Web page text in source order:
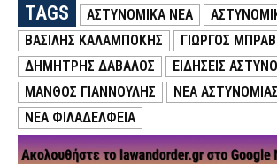
TAGS ΑΣΤΥΝΟΜΙΚΑ ΝΕΑ
ΒΑΣΊΛΗΣ ΚΑΛΑΜΠΌΚΗΣ
ΓΙΏΡΓΟΣ
ΔΗΜΉΤΡΗΣ ΔΆΒΑΛΟΣ
ΕΙΔΗΣΕΙΣ
ΜΆΝΘΟΣ ΓΙΑΝΝΟΎΛΗΣ
ΝΕΑ ΑΣΤΥΝΟΜΙΑΣ
ΝΕΑ ΦΙΛΑΔΕΛΦΕΙΑ